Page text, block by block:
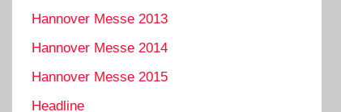
Hannover Messe 2013
Hannover Messe 2014
Hannover Messe 2015
Headline